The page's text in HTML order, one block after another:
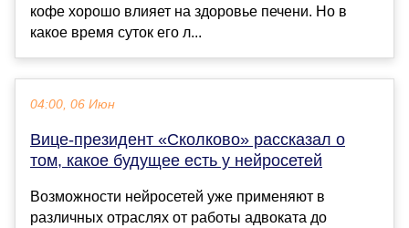
кофе хорошо влияет на здоровье печени. Но в
какое время суток его л...
04:00, 06 Июн
Вице-президент «Сколково» рассказал о
том, какое будущее есть у нейросетей
Возможности нейросетей уже применяют в
различных отраслях от работы адвоката до